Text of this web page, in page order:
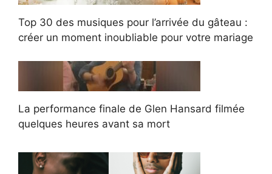
Top 30 des musiques pour l’arrivée du gâteau :
créer un moment inoubliable pour votre mariage
La performance finale de Glen Hansard filmée
quelques heures avant sa mort